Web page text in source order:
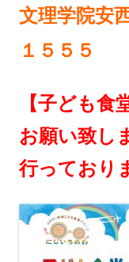
文理学院安
１５５５
【子ども食
お願い致し
行っており